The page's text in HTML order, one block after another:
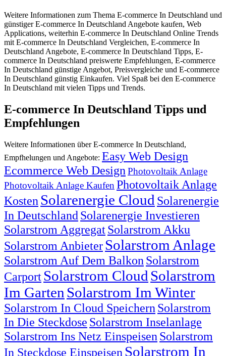
Weitere Informationen zum Thema E-commerce In Deutschland und
günstiger E-commerce In Deutschland Angebote kaufen, Web
Applications, weiterhin E-commerce In Deutschland Online Trends
mit E-commerce In Deutschland Vergleichen, E-commerce In
Deutschland Angebote, E-commerce In Deutschland Tipps, E-
commerce In Deutschland preiswerte Empfehlungen, E-commerce
In Deutschland günstige Angebot, Preisvergleiche und E-commerce
In Deutschland günstig Einkaufen. Viel Spaß bei den E-commerce
In Deutschland mit vielen Tipps und Trends.
E-commerce In Deutschland Tipps und
Empfehlungen
Weitere Informationen über E-commerce In Deutschland,
Empfhelungen und Angebote: Easy Web Design
Ecommerce Web Design Photovoltaik Anlage
Photovoltaik Anlage Kaufen Photovoltaik Anlage
Kosten Solarenergie Cloud Solarenergie
In Deutschland Solarenergie Investieren
Solarstrom AggregatSolarstrom Akku
Solarstrom Anbieter Solarstrom Anlage
Solarstrom Auf Dem Balkon Solarstrom
Carport Solarstrom Cloud Solarstrom
Im Garten Solarstrom Im Winter
Solarstrom In Cloud Speichern Solarstrom
In Die Steckdose Solarstrom Inselanlage
Solarstrom Ins Netz Einspeisen Solarstrom
In Steckdose Einspeisen Solarstrom In